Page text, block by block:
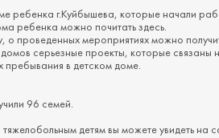
ребенка г.Куйбышева, которые начали
ребенка можно почитать здесь.
о проведенных мероприятиях можно
серьезные проекты, которые связаны
пребывания в детском доме.
96 семей.
детям вы можете увидеть на